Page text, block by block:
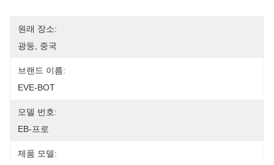
원래 장소:
광둥, 중국
브랜드 이름:
EVE-BOT
모델 번호:
EB-프로
제품 모델: